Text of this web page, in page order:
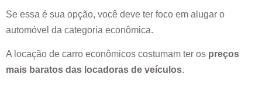
Se essa é sua opção, você deve ter foco em alugar o
automóvel da categoria econômica.
A locação de carro econômicos costumam ter os preços
mais baratos das locadoras de veículos.